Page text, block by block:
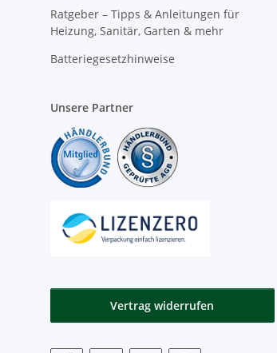
Ratgeber – Tipps & Anleitungen für
Heizung, Sanitär, Garten & mehr
Batteriegesetzhinweise
Unsere Partner
Vertrag widerrufen